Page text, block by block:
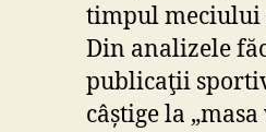
timpul meciului
Din analizele
publicaţii
câștige la „masa